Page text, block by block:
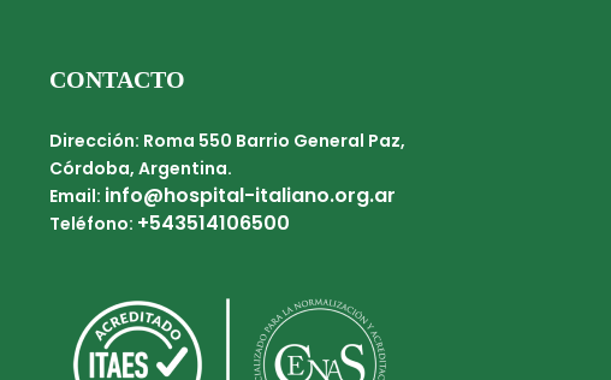
CONTACTO
Dirección: Roma 550 Barrio General Paz,
Córdoba, Argentina.
Email: info@hospital-italiano.org.ar
Teléfono: +543514106500